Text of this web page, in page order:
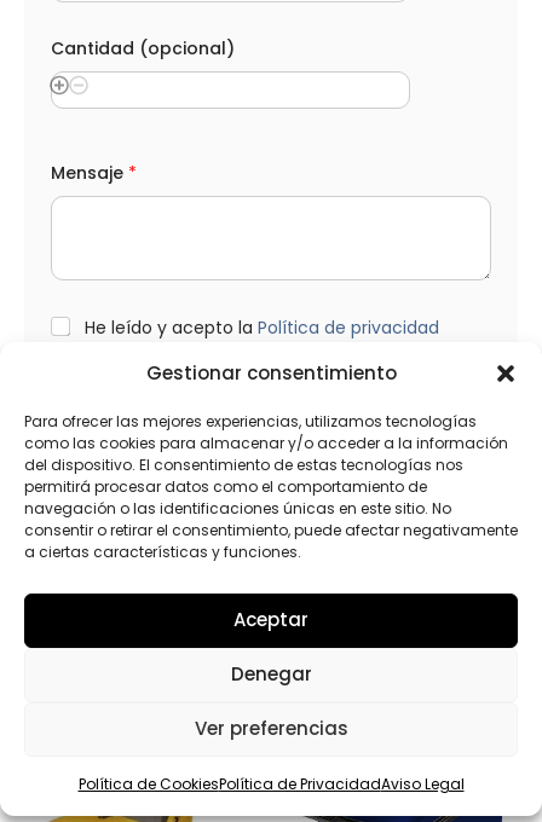
Gestionar consentimiento
Para ofrecer las mejores experiencias, utilizamos tecnologías
como las cookies para almacenar y/o acceder a la información
del dispositivo. El consentimiento de estas tecnologías nos
permitirá procesar datos como el comportamiento de
navegación o las identificaciones únicas en este sitio. No
consentir o retirar el consentimiento, puede afectar negativamente
a ciertas características y funciones.
Aceptar
Denegar
Ver preferencias
Política de CookiesPolítica de PrivacidadAviso Legal
Cantidad (opcional)
Mensaje *
L
He leído y acepto la Política de privacidad
Enviar
Productos relacionados